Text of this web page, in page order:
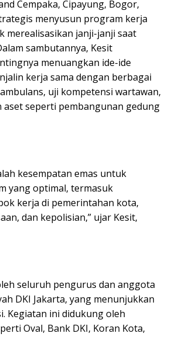
Cempaka, Cipayung, Bogor,
menyusun program kerja
merealisasikan janji-janji saat
sambutannya, Kesit
menuangkan ide-ide
kerja sama dengan berbagai
uji kompetensi wartawan,
aset seperti pembangunan gedung
kesempatan emas untuk
yang optimal, termasuk
kerja di pemerintahan kota,
dan kepolisian,” ujar Kesit,
seluruh pengurus dan anggota
DKI Jakarta, yang menunjukkan
Kegiatan ini didukung oleh
Oval, Bank DKI, Koran Kota,